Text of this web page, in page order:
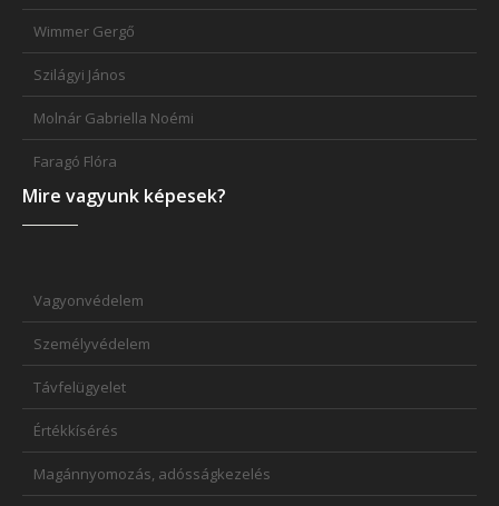
Wimmer Gergő
Szilágyi János
Molnár Gabriella Noémi
Faragó Flóra
Mire vagyunk képesek?
Vagyonvédelem
Személyvédelem
Távfelügyelet
Értékkísérés
Magánnyomozás, adósságkezelés